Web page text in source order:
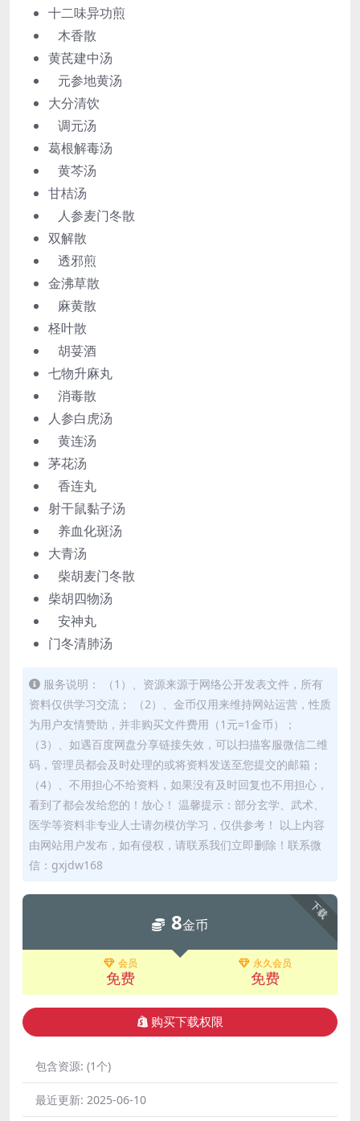
十二味异功煎
木香散
黄芪建中汤
元参地黄汤
大分清饮
调元汤
葛根解毒汤
黄芩汤
甘桔汤
人参麦门冬散
双解散
透邪煎
金沸草散
麻黄散
柽叶散
胡荽酒
七物升麻丸
消毒散
人参白虎汤
黄连汤
茅花汤
香连丸
射干鼠黏子汤
养血化斑汤
大青汤
柴胡麦门冬散
柴胡四物汤
安神丸
门冬清肺汤
服务说明： （1）、资源来源于网络公开发表文件，所有
资料仅供学习交流； （2）、金币仅用来维持网站运营，性质
为用户友情赞助，并非购买文件费用（1元=1金币）；
（3）、如遇百度网盘分享链接失效，可以扫描客服微信二维
码，管理员都会及时处理的或将资料发送至您提交的邮箱；
（4）、不用担心不给资料，如果没有及时回复也不用担心，
看到了都会发给您的！放心！ 温馨提示：部分玄学、武术、
医学等资料非专业人士请勿模仿学习，仅供参考！ 以上内容
由网站用户发布，如有侵权，请联系我们立即删除！联系微
信：gxjdw168
下载
8金币
会员
免费
永久会员
免费
购买下载权限
包含资源: (1个)
最近更新: 2025-06-10